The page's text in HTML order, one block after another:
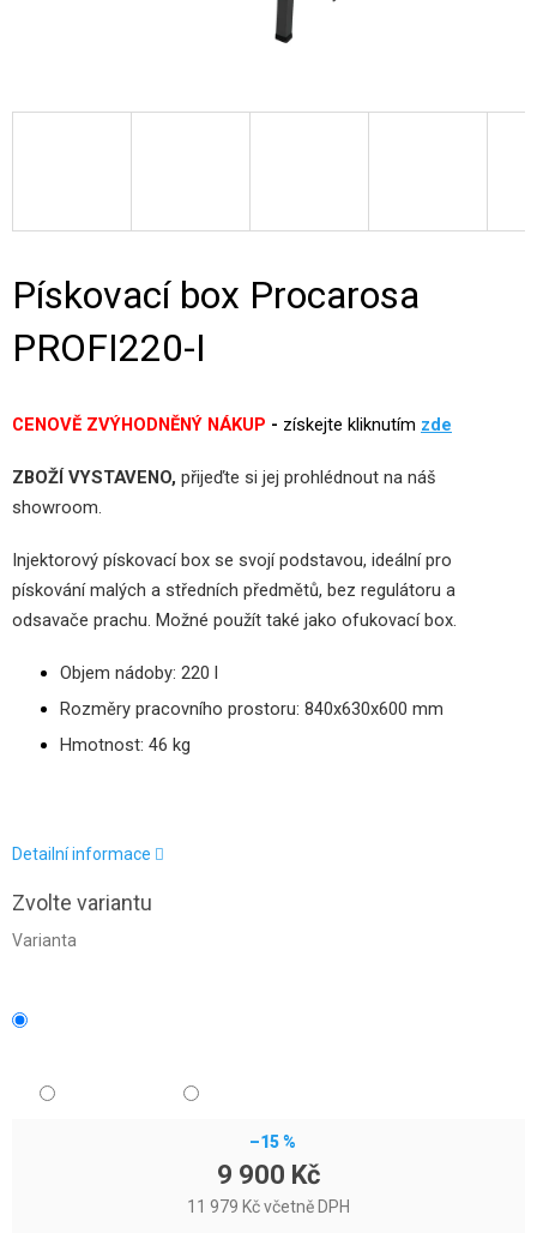
Pískovací box Procarosa
PROFI220-I
CENOVĚ ZVÝHODNĚNÝ NÁKUP - získejte kliknutím zde
ZBOŽÍ VYSTAVENO, přijeďte si jej prohlédnout na náš
showroom.
Injektorový pískovací box se svojí podstavou, ideální pro
pískování malých a středních předmětů, bez regulátoru a
odsavače prachu. Možné použít také jako ofukovací box.
Objem nádoby: 220 l
Rozměry pracovního prostoru: 840x630x600 mm
Hmotnost: 46 kg
Detailní informace
Zvolte variantu
Varianta
–15 %
9 900 Kč
11 979 Kč včetně DPH